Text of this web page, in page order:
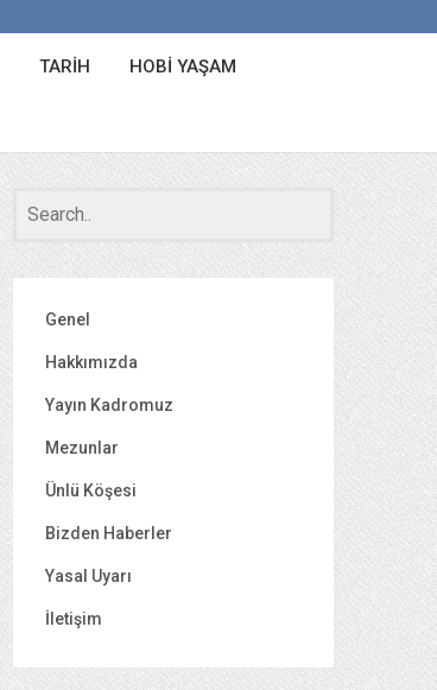
TARIH HOBI YAŞAM
Genel
Hakkımızda
Yayın Kadromuz
Mezunlar
Ünlü Köşesi
Bizden Haberler
Yasal Uyarı
İletişim